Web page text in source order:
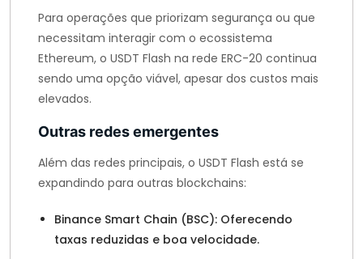
Para operações que priorizam segurança ou que
necessitam interagir com o ecossistema
Ethereum, o USDT Flash na rede ERC-20 continua
sendo uma opção viável, apesar dos custos mais
elevados.
Outras redes emergentes
Além das redes principais, o USDT Flash está se
expandindo para outras blockchains:
Binance Smart Chain (BSC): Oferecendo
taxas reduzidas e boa velocidade.